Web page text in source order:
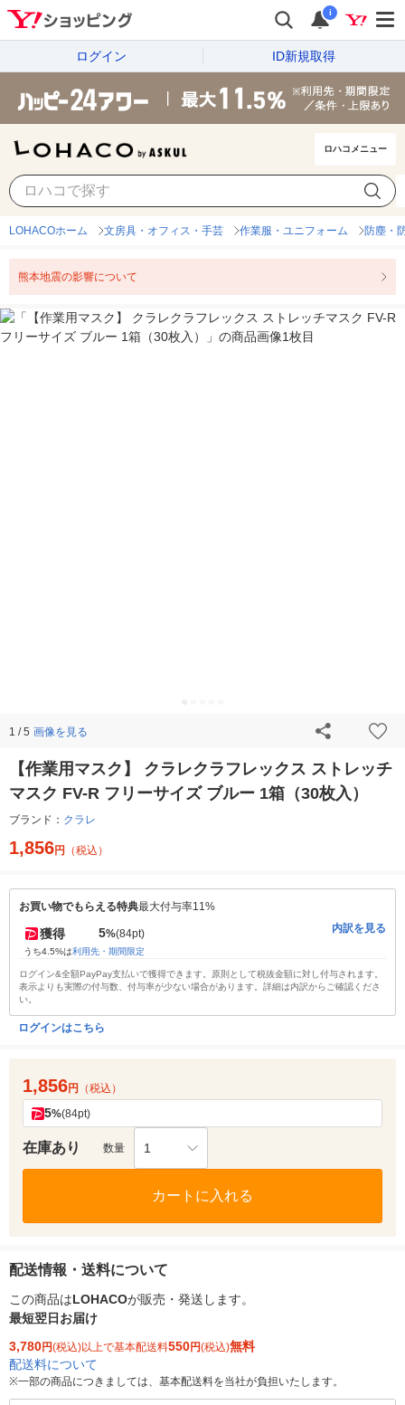
i
ログイン ID新規取得
ロハコメニュー
LOHACOホーム 文房具・オフィス・手芸 作業服・ユニフォーム 防塵・
熊本地震の影響について
1 / 5 画像を見る
【作業用マスク】 クラレクラフレックス ストレッチ
マスク FV-R フリーサイズ ブルー 1箱（30枚入）
ブランド： クラレ
1,856円 （税込）
お買い物でもらえる特典最大付与率11%
獲得 5%(84pt)
うち4.5%は利用先・期間限定
内訳を見る
ログイン&全額PayPay支払いで獲得できます。原則として税抜金額に対し付与されます。
表示よりも実際の付与数、付与率が少ない場合があります。詳細は内訳からご確認くださ
い。
ログインはこちら
1,856円 （税込）
5%(84pt)
在庫あり 数量 1
カートに入れる
配送情報・送料について
この商品はLOHACOが販売・発送します。
最短翌日お届け
3,780円(税込)以上で基本配送料550円(税込)無料
配送料について
※一部の商品につきましては、基本配送料を当社が負担いたします。